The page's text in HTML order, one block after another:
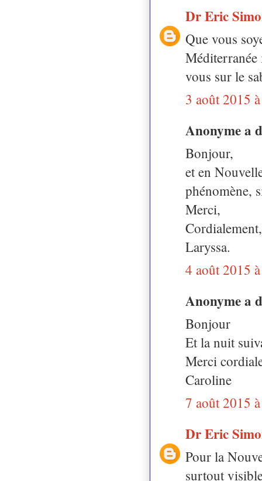
Dr Eric
Que vous
vous sur le
3 août 2015
Anonyme a
Bonjour,
et en
phénomène,
Merci,
Cordialement,
Laryssa.
4 août 2015
Anonyme a
Bonjour
Et la nuit
Merci
Caroline
7 août 2015
Dr Eric
Pour la
surtout